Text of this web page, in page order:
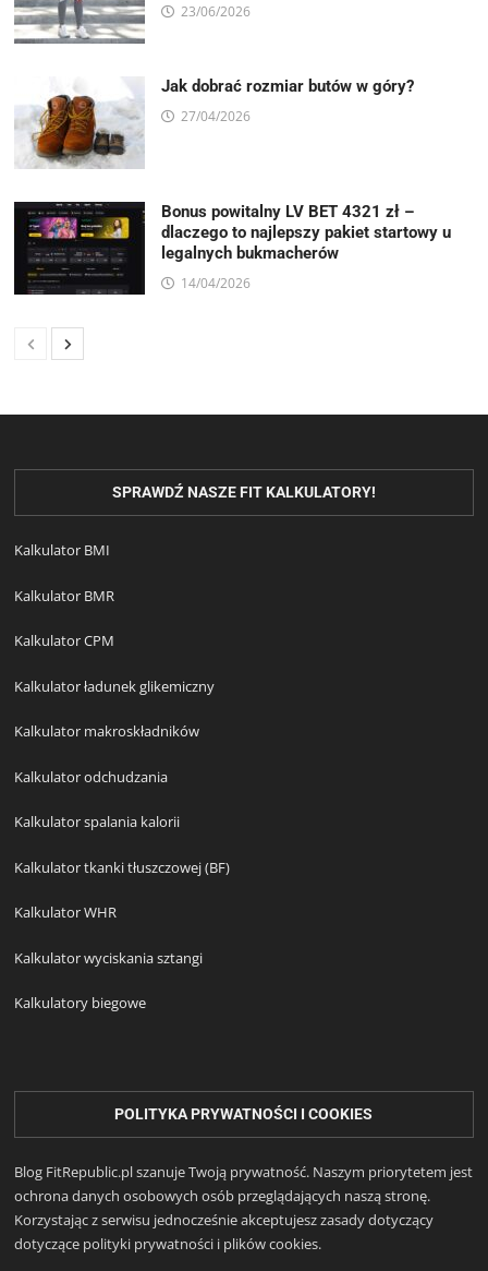
23/06/2026
Jak dobrać rozmiar butów w góry?
27/04/2026
Bonus powitalny LV BET 4321 zł –
dlaczego to najlepszy pakiet startowy u
legalnych bukmacherów
14/04/2026
SPRAWDŹ NASZE FIT KALKULATORY!
Kalkulator BMI
Kalkulator BMR
Kalkulator CPM
Kalkulator ładunek glikemiczny
Kalkulator makroskładników
Kalkulator odchudzania
Kalkulator spalania kalorii
Kalkulator tkanki tłuszczowej (BF)
Kalkulator WHR
Kalkulator wyciskania sztangi
Kalkulatory biegowe
POLITYKA PRYWATNOŚCI I COOKIES
Blog FitRepublic.pl szanuje Twoją prywatność. Naszym priorytetem jest
ochrona danych osobowych osób przeglądających naszą stronę.
Korzystając z serwisu jednocześnie akceptujesz zasady dotyczący
dotyczące polityki prywatności i plików cookies.